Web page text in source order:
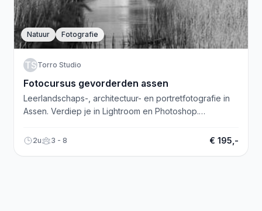
Natuur Fotografie
TSTorro Studio
Fotocursus gevorderden assen
Leerlandschaps-, architectuur- en portretfotografie in
Assen. Verdiep je in Lightroom en Photoshop.
2u 3 - 8 € 195,-